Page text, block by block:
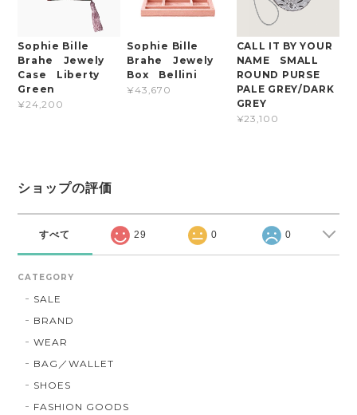
Sophie Bille
Brahe Jewely
Case Liberty
Green
¥24,200
Sophie Bille
Brahe Jewely
Box Bellini
¥43,670
CALL IT BY YOUR
NAME SMALL
ROUND PURSE
PALE GREY/DARK
GREY
¥23,100
ショップの評価
すべて 29 0 0
CATEGORY
SALE
BRAND
WEAR
BAG／WALLET
SHOES
FASHION GOODS